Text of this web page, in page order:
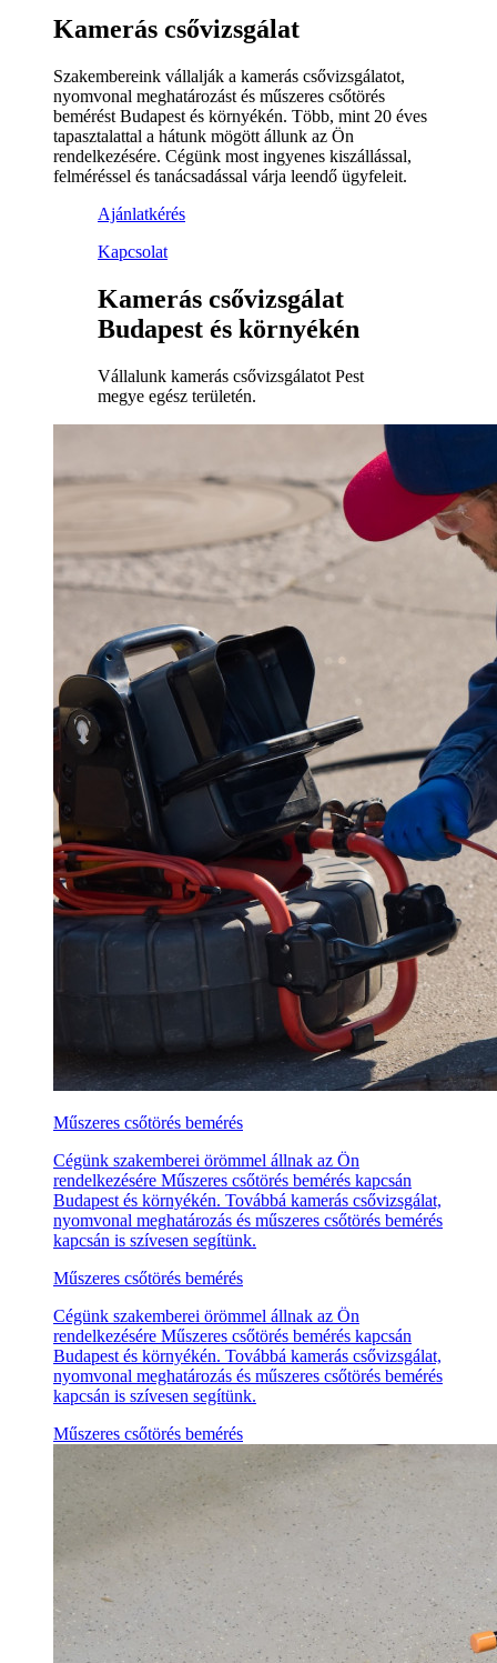
Kamerás csővizsgálat
Szakembereink vállalják a kamerás csővizsgálatot,
nyomvonal meghatározást és műszeres csőtörés
bemérést Budapest és környékén. Több, mint 20 éves
tapasztalattal a hátunk mögött állunk az Ön
rendelkezésére. Cégünk most ingyenes kiszállással,
felméréssel és tanácsadással várja leendő ügyfeleit.
Ajánlatkérés
Kapcsolat
Kamerás csővizsgálat
Budapest és környékén
Vállalunk kamerás csővizsgálatot Pest
megye egész területén.
Műszeres csőtörés bemérés
Cégünk szakemberei örömmel állnak az Ön
rendelkezésére Műszeres csőtörés bemérés kapcsán
Budapest és környékén. Továbbá kamerás csővizsgálat,
nyomvonal meghatározás és műszeres csőtörés bemérés
kapcsán is szívesen segítünk.
Műszeres csőtörés bemérés
Cégünk szakemberei örömmel állnak az Ön
rendelkezésére Műszeres csőtörés bemérés kapcsán
Budapest és környékén. Továbbá kamerás csővizsgálat,
nyomvonal meghatározás és műszeres csőtörés bemérés
kapcsán is szívesen segítünk.
Műszeres csőtörés bemérés